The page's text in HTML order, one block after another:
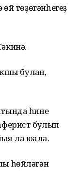
төҙөгәнһегеҙ
булған,
һине
булып
ла юғала.
һөйләгән